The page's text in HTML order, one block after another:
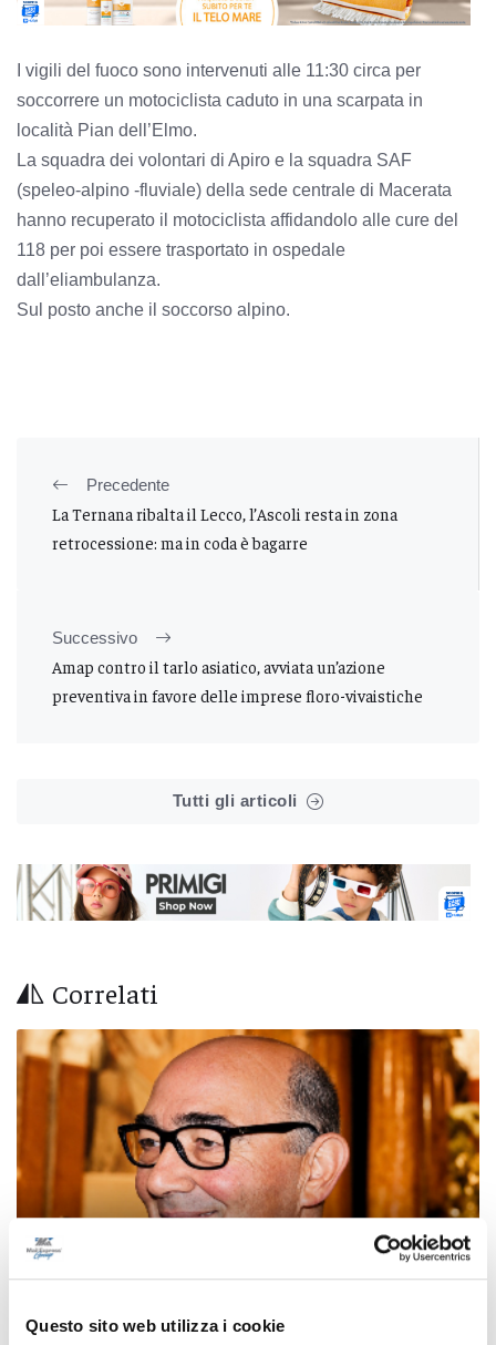
Questo sito web utilizza i cookie
I vigili del fuoco sono intervenuti alle 11:30 circa per
soccorrere un motociclista caduto in una scarpata in
località Pian dell’Elmo.
La squadra dei volontari di Apiro e la squadra SAF
(speleo-alpino -fluviale) della sede centrale di Macerata
hanno recuperato il motociclista affidandolo alle cure del
118 per poi essere trasportato in ospedale
dall’eliambulanza.
Sul posto anche il soccorso alpino.
Precedente
La Ternana ribalta il Lecco, l’Ascoli resta in zona
retrocessione: ma in coda è bagarre
Successivo
Amap contro il tarlo asiatico, avviata un’azione
preventiva in favore delle imprese floro-vivaistiche
Tutti gli articoli
Correlati